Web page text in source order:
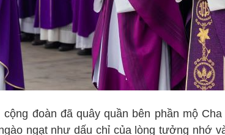
đoàn đã quây quần bên phần mộ
ngạt như dấu chỉ của lòng tưởng nhớ